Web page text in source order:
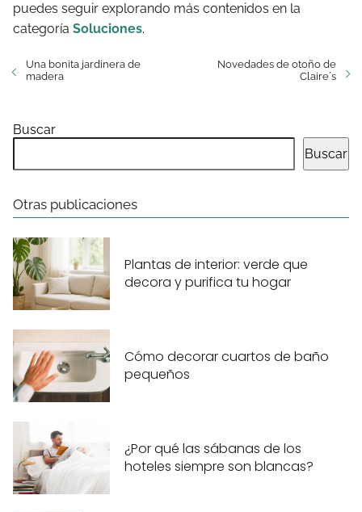
puedes seguir explorando más contenidos en la
categoría Soluciones.
Una bonita jardinera de
madera
Novedades de otoño de
Claire´s
Buscar
Buscar
Otras publicaciones
Plantas de interior: verde que
decora y purifica tu hogar
Cómo decorar cuartos de baño
pequeños
¿Por qué las sábanas de los
hoteles siempre son blancas?